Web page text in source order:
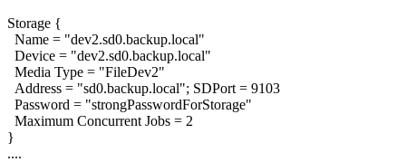
Storage {
Name = "dev2.sd0.backup.local"
Device = "dev2.sd0.backup.local"
Media Type = "FileDev2"
Address = "sd0.backup.local"; SDPort = 9103
Password = "strongPasswordForStorage"
Maximum Concurrent Jobs = 2
}
....